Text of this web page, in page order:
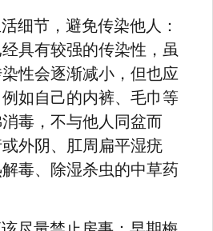
细节，避免传染他人：
具有较强的传染性，虽
性会逐渐减小，但也应
如自己的内裤、毛巾等
毒，不与他人同盆而
外阴、肛周扁平湿疣
毒、除湿杀虫的中草药